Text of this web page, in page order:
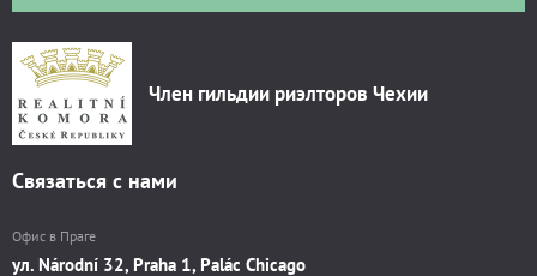
Член гильдии риэлторов Чехии
Связаться с нами
Офис в Праге
ул. Národní 32, Praha 1, Palác Chicago